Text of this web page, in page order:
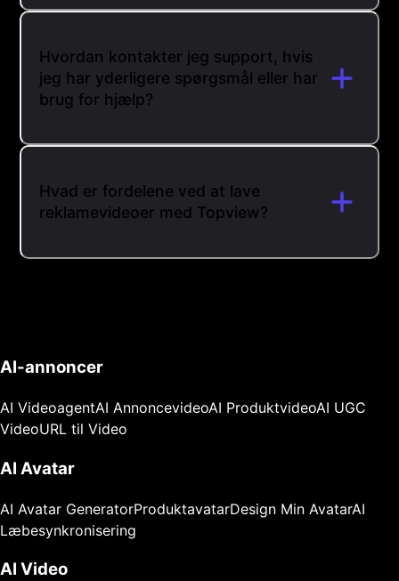
Hvordan kontakter jeg support, hvis
jeg har yderligere spørgsmål eller har
brug for hjælp?
Hvad er fordelene ved at lave
reklamevideoer med Topview?
AI-annoncer
AI VideoagentAI AnnoncevideoAI ProduktvideoAI UGC
VideoURL til Video
AI Avatar
AI Avatar GeneratorProduktavatarDesign Min AvatarAI
Læbesynkronisering
AI Video